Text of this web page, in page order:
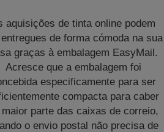
aquisições de tinta online podem
de forma cómoda na sua
graças à embalagem EasyMail.
Acresce que a embalagem foi
especificamente para ser
compacta para caber
maior parte das caixas de correio,
o envio postal não precisa de